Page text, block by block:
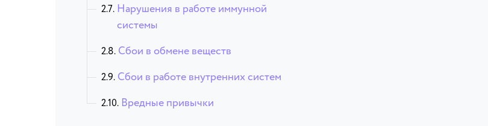
Нарушения в работе иммунной
системы
Сбои в обмене веществ
Сбои в работе внутренних систем
Вредные привычки